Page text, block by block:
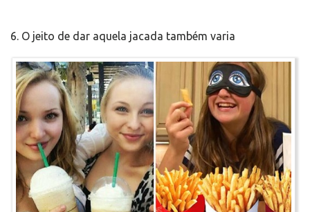
6. O jeito de dar aquela jacada também varia